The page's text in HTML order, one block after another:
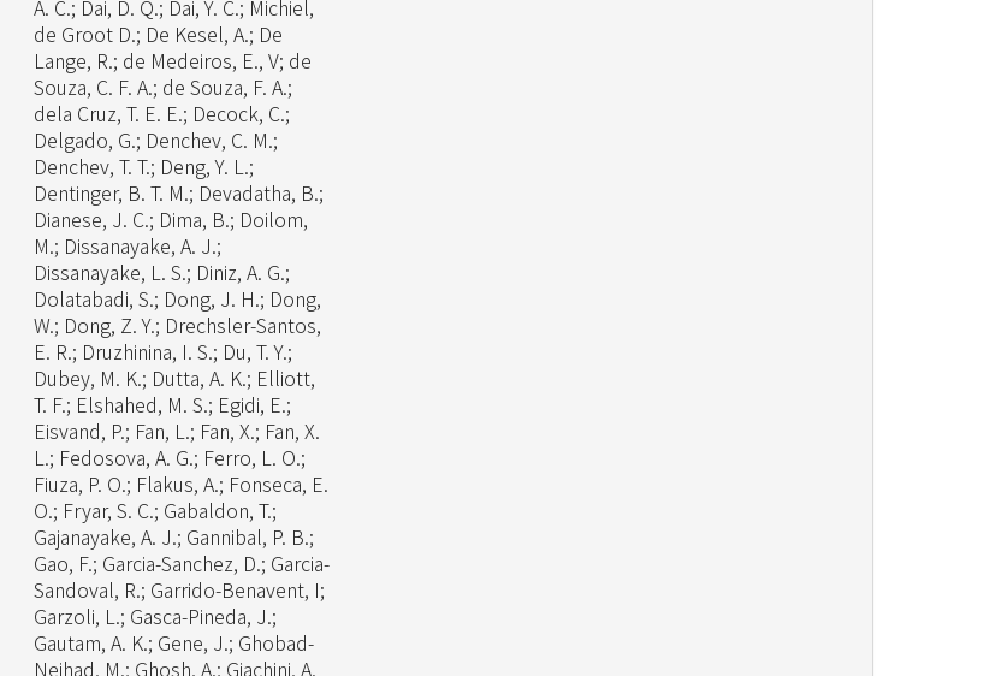
A. C.; Dai, D. Q.; Dai, Y. C.; Michiel,
de Groot D.; De Kesel, A.; De
Lange, R.; de Medeiros, E., V; de
Souza, C. F. A.; de Souza, F. A.;
dela Cruz, T. E. E.; Decock, C.;
Delgado, G.; Denchev, C. M.;
Denchev, T. T.; Deng, Y. L.;
Dentinger, B. T. M.; Devadatha, B.;
Dianese, J. C.; Dima, B.; Doilom,
M.; Dissanayake, A. J.;
Dissanayake, L. S.; Diniz, A. G.;
Dolatabadi, S.; Dong, J. H.; Dong,
W.; Dong, Z. Y.; Drechsler-Santos,
E. R.; Druzhinina, I. S.; Du, T. Y.;
Dubey, M. K.; Dutta, A. K.; Elliott,
T. F.; Elshahed, M. S.; Egidi, E.;
Eisvand, P.; Fan, L.; Fan, X.; Fan, X.
L.; Fedosova, A. G.; Ferro, L. O.;
Fiuza, P. O.; Flakus, A.; Fonseca, E.
O.; Fryar, S. C.; Gabaldon, T.;
Gajanayake, A. J.; Gannibal, P. B.;
Gao, F.; Garcia-Sanchez, D.; Garcia-
Sandoval, R.; Garrido-Benavent, I;
Garzoli, L.; Gasca-Pineda, J.;
Gautam, A. K.; Gene, J.; Ghobad-
Nejhad, M.; Ghosh, A.; Giachini, A.